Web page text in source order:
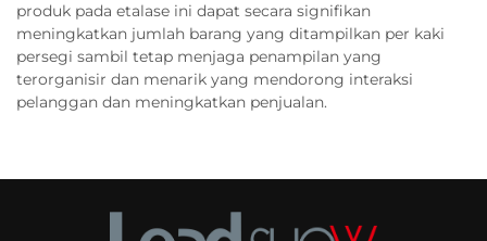
produk pada etalase ini dapat secara signifikan
meningkatkan jumlah barang yang ditampilkan per kaki
persegi sambil tetap menjaga penampilan yang
terorganisir dan menarik yang mendorong interaksi
pelanggan dan meningkatkan penjualan.